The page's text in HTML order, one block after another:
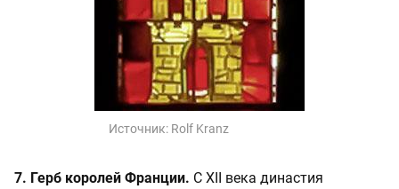
Источник: Rolf Kranz
7. Герб королей Франции. С XII века династия